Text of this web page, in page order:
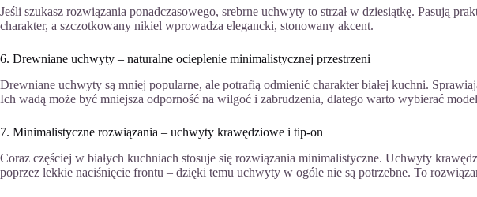
Jeśli szukasz rozwiązania ponadczasowego, srebrne uchwyty to strzał w dziesiątkę. Pasują
charakter, a szczotkowany nikiel wprowadza elegancki, stonowany akcent.
6. Drewniane uchwyty – naturalne ocieplenie minimalistycznej przestrzeni
Drewniane uchwyty są mniej popularne, ale potrafią odmienić charakter białej kuchni.
Ich wadą może być mniejsza odporność na wilgoć i zabrudzenia, dlatego warto wybierać
7. Minimalistyczne rozwiązania – uchwyty krawędziowe i tip-on
Coraz częściej w białych kuchniach stosuje się rozwiązania minimalistyczne. Uchwyty
poprzez lekkie naciśnięcie frontu – dzięki temu uchwyty w ogóle nie są potrzebne. To